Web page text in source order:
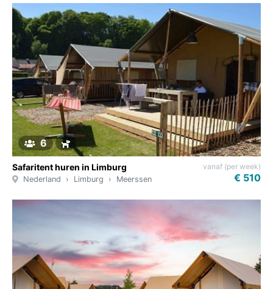
6
Safaritent huren in Limburg
Nederland Limburg Meerssen
vanaf (per week)
€ 510